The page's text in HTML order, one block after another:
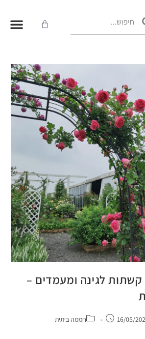
לגינה ומעמדים –
16/05/ חממה ביתית